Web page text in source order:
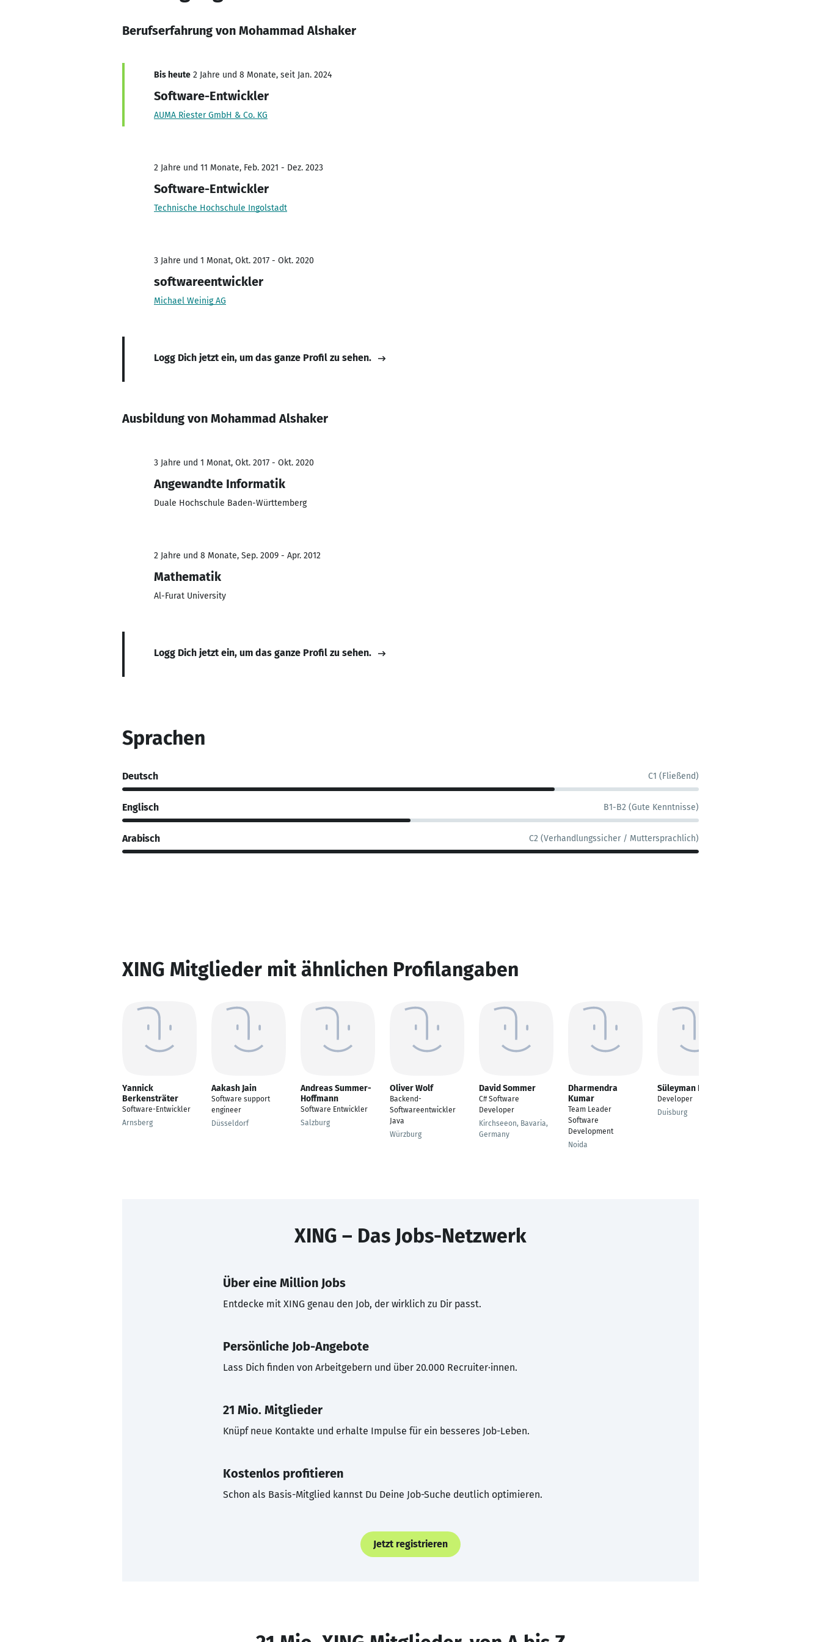
Berufserfahrung von Mohammad Alshaker
Bis heute 2 Jahre und 8 Monate, seit Jan. 2024
Software-Entwickler
AUMA Riester GmbH & Co. KG
2 Jahre und 11 Monate, Feb. 2021 - Dez. 2023
Software-Entwickler
Technische Hochschule Ingolstadt
3 Jahre und 1 Monat, Okt. 2017 - Okt. 2020
softwareentwickler
Michael Weinig AG
Logg Dich jetzt ein, um das ganze Profil zu sehen.
Ausbildung von Mohammad Alshaker
3 Jahre und 1 Monat, Okt. 2017 - Okt. 2020
Angewandte Informatik
Duale Hochschule Baden-Württemberg
2 Jahre und 8 Monate, Sep. 2009 - Apr. 2012
Mathematik
Al-Furat University
Logg Dich jetzt ein, um das ganze Profil zu sehen.
Sprachen
Deutsch C1 (Fließend)
Englisch B1-B2 (Gute Kenntnisse)
Arabisch C2 (Verhandlungssicher / Muttersprachlich)
XING Mitglieder mit ähnlichen Profilangaben
Yannick
Berkensträter
Software-Entwickler
Arnsberg
Aakash Jain
Software support
engineer
Düsseldorf
Andreas Summer-
Hoffmann
Software Entwickler
Salzburg
Oliver Wolf
Backend-
Softwareentwickler
Java
Würzburg
David Sommer
C# Software
Developer
Kirchseeon, Bavaria,
Germany
Dharmendra
Kumar
Team Leader
Software
Development
Noida
Süleyman Balci
Developer
Duisburg
XING – Das Jobs-Netzwerk
Über eine Million Jobs
Entdecke mit XING genau den Job, der wirklich zu Dir passt.
Persönliche Job-Angebote
Lass Dich finden von Arbeitgebern und über 20.000 Recruiter·innen.
21 Mio. Mitglieder
Knüpf neue Kontakte und erhalte Impulse für ein besseres Job-Leben.
Kostenlos profitieren
Schon als Basis-Mitglied kannst Du Deine Job-Suche deutlich optimieren.
Jetzt registrieren